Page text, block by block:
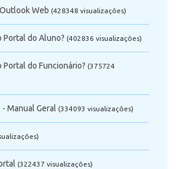
Web (428348 visualizaçôes)
Portal do Aluno? (402836 visualizaçôes)
Portal do Funcionário? (375724
Manual Geral (334093 visualizaçôes)
(322437 visualizaçôes)